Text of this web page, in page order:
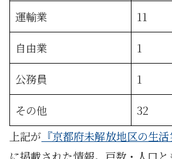
運輸業 11
自由業 1
公務員 1
その他
32
上記が 『京都府未解放地区の生